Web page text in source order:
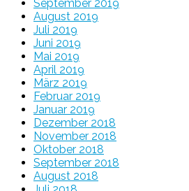
September 2019
August 2019
Juli 2019
Juni 2019
Mai 2019
April 2019
März 2019
Februar 2019
Januar 2019
Dezember 2018
November 2018
Oktober 2018
September 2018
August 2018